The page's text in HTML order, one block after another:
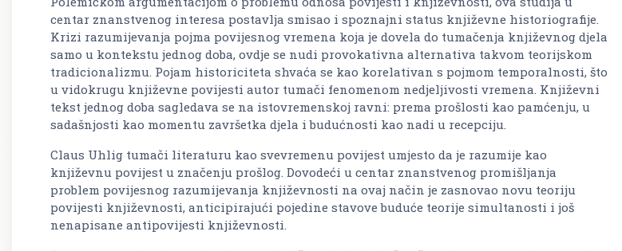
centar znanstvenog interesa postavlja smisao i spoznajni status književne historiografije.
Krizi razumijevanja pojma povijesnog vremena koja je dovela do tumačenja književnog djela
samo u kontekstu jednog doba, ovdje se nudi provokativna alternativa takvom teorijskom
tradicionalizmu. Pojam historiciteta shvaća se kao korelativan s pojmom temporalnosti, što
u vidokrugu književne povijesti autor tumači fenomenom nedjeljivosti vremena. Književni
tekst jednog doba sagledava se na istovremenskoj ravni: prema prošlosti kao pamćenju, u
sadašnjosti kao momentu završetka djela i budućnosti kao nadi u recepciju.
Claus Uhlig tumači literaturu kao svevremenu povijest umjesto da je razumije kao
književnu povijest u značenju prošlog. Dovodeći u centar znanstvenog promišljanja
problem povijesnog razumijevanja književnosti na ovaj način je zasnovao novu teoriju
povijesti književnosti, anticipirajući pojedine stavove buduće teorije simultanosti i još
nenapisane antipovijesti književnosti.